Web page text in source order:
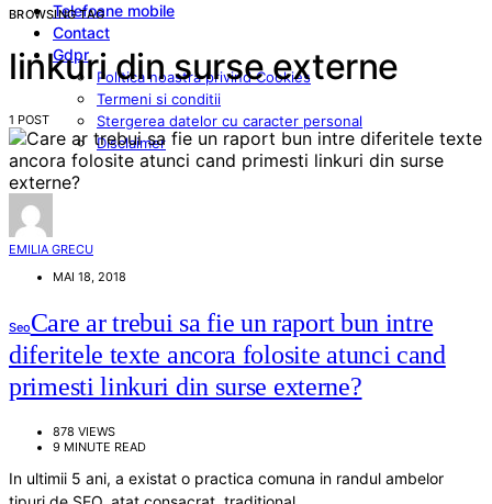
Telefoane mobile
Contact
Gdpr
Politica noastra privind Cookies
Termeni si conditii
Stergerea datelor cu caracter personal
Disclaimer
BROWSING TAG
linkuri din surse externe
1 POST
EMILIA GRECU
MAI 18, 2018
SeoCare ar trebui sa fie un raport bun intre
diferitele texte ancora folosite atunci cand
primesti linkuri din surse externe?
878 VIEWS
9 MINUTE READ
In ultimii 5 ani, a existat o practica comuna in randul ambelor